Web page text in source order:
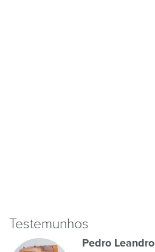
Testemunhos
Pedro Leandro